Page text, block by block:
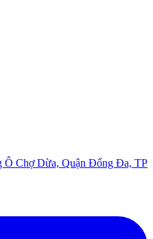
Ô Chợ Dừa, Quận Đống Đa, TP